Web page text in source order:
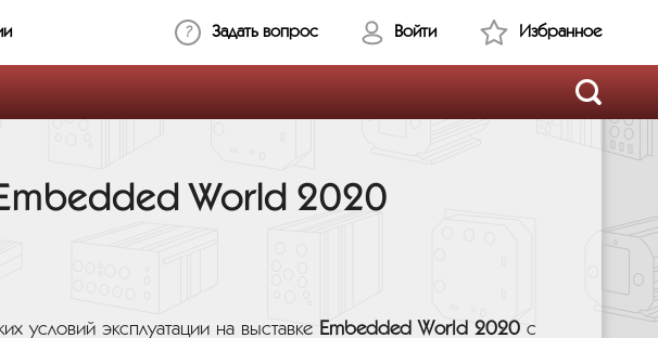
Задать вопрос Войти Избранное
World 2020
условий эксплуатации на выставке Embedded World 2020с